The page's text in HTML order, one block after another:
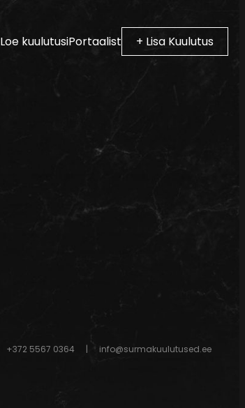
Loe kuulutusiPortaalist + Lisa Kuulutus
+372 5567 0364 | info@surmakuulutused.ee